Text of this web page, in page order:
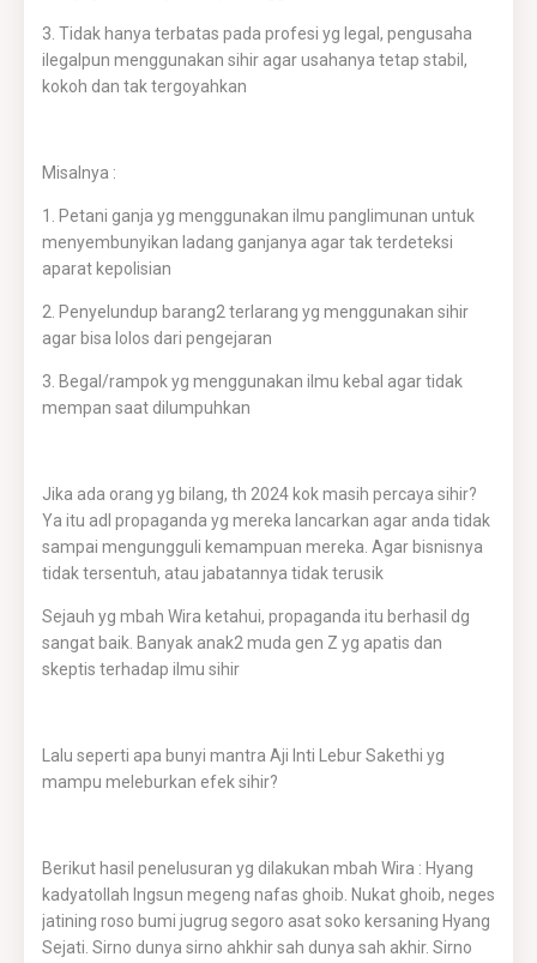
3. Tidak hanya terbatas pada profesi yg legal, pengusaha
ilegalpun menggunakan sihir agar usahanya tetap stabil,
kokoh dan tak tergoyahkan
Misalnya :
1. Petani ganja yg menggunakan ilmu panglimunan untuk
menyembunyikan ladang ganjanya agar tak terdeteksi
aparat kepolisian
2. Penyelundup barang2 terlarang yg menggunakan sihir
agar bisa lolos dari pengejaran
3. Begal/rampok yg menggunakan ilmu kebal agar tidak
mempan saat dilumpuhkan
Jika ada orang yg bilang, th 2024 kok masih percaya sihir?
Ya itu adl propaganda yg mereka lancarkan agar anda tidak
sampai mengungguli kemampuan mereka. Agar bisnisnya
tidak tersentuh, atau jabatannya tidak terusik
Sejauh yg mbah Wira ketahui, propaganda itu berhasil dg
sangat baik. Banyak anak2 muda gen Z yg apatis dan
skeptis terhadap ilmu sihir
Lalu seperti apa bunyi mantra Aji Inti Lebur Sakethi yg
mampu meleburkan efek sihir?
Berikut hasil penelusuran yg dilakukan mbah Wira : Hyang
kadyatollah Ingsun megeng nafas ghoib. Nukat ghoib, neges
jatining roso bumi jugrug segoro asat soko kersaning Hyang
Sejati. Sirno dunya sirno ahkhir sah dunya sah akhir. Sirno